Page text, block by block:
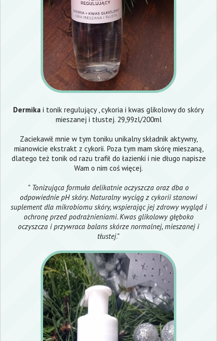
Dermika i tonik regulujący , cykoria i kwas glikolowy do skóry
mieszanej i tłustej. 29,99zl/200ml
Zaciekawił mnie w tym toniku unikalny składnik aktywny,
mianowicie ekstrakt z cykorii. Poza tym mam skórę mieszaną,
dlatego też tonik od razu trafił do łazienki i nie długo napisze
Wam o nim coś więcej.
" Tonizująca formuła delikatnie oczyszcza oraz dba o
odpowiednie pH skóry. Naturalny wyciąg z cykorii stanowi
suplement dla mikrobiomu skóry, wspierając jej zdrowy wygląd i
ochronę przed podrażnieniami. Kwas glikolowy głęboko
oczyszcza i przywraca balans skórze normalnej, mieszanej i
tłustej."